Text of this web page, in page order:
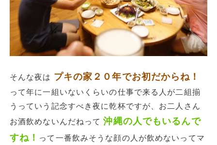
そんな夜は プキの家２０年でお初だからね！
って年に一組いないくらいの仕事で来る人が二組揃
うっていう記念すべき夜に乾杯ですが、お二人さん
お酒飲めないんだねって沖縄の人でもいるんで
すね！ って一番飲みそうな顔の人が飲めないってマ